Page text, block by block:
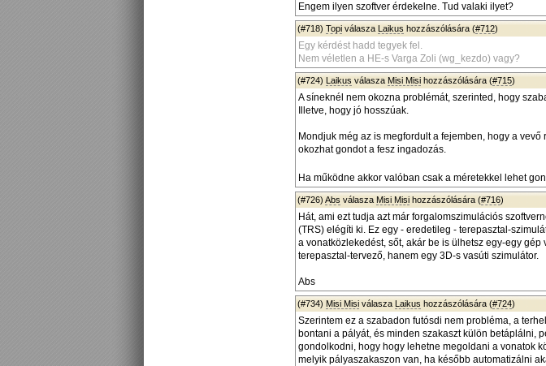
Engem ilyen szoftver érdekelne. Tud valaki ilyet?
(#718) Topi válasza Laikus hozzászólására (#712)
Egy kérdést hadd tegyek fel.
Nem véletlen a HE-s Varga Zoli (wg_kezdo) vagy?
(#724) Laikus válasza Misi Misi hozzászólására (#715)
A síneknél nem okozna problémát, szerinted, hogy
Illetve, hogy jó hosszúak.
Mondjuk még az is megfordult a fejemben, hogy a
okozhat gondot a fesz ingadozás.
Ha működne akkor valóban csak a méretekkel lehet
(#726) Abs válasza Misi Misi hozzászólására (#716)
Hát, ami ezt tudja azt már forgalomszimulációs
(TRS) elégíti ki. Ez egy - eredetileg - terepasztal-
a vonatközlekedést, sőt, akár be is ülhetsz egy-egy
terepasztal-tervező, hanem egy 3D-s vasúti szimulátor.
Abs
(#734) Misi Misi válasza Laikus hozzászólására (#724)
Szerintem ez a szabadon futósdi nem probléma, a
bontani a pályát, és minden szakaszt külön betáplálni,
gondolkodni, hogy hogy lehetne megoldani a vonatok
melyik pályaszakaszon van, ha később automatizálni